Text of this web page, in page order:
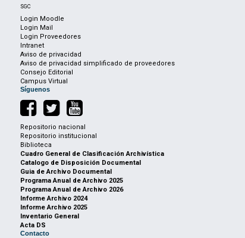
SGC
Login Moodle
Login Mail
Login Proveedores
Intranet
Aviso de privacidad
Aviso de privacidad simplificado de proveedores
Consejo Editorial
Campus Virtual
Síguenos
Repositorio nacional
Repositorio institucional
Biblioteca
Cuadro General de Clasificación Archivística
Catalogo de Disposición Documental
Guia de Archivo Documental
Programa Anual de Archivo 2025
Programa Anual de Archivo 2026
Informe Archivo 2024
Informe Archivo 2025
Inventario General
Acta DS
Contacto